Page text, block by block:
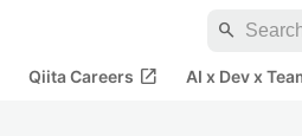
search
Qiita Careers open_in_new AI x Dev x